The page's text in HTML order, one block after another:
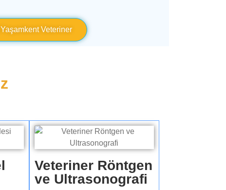
Yaşamkent Veteriner
Veteriner Röntgen
ve Ultrasonografi​